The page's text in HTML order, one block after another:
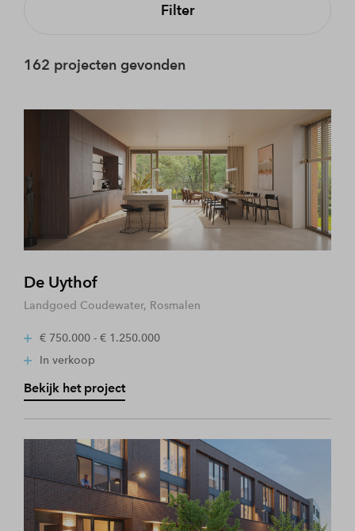
Filter
162 projecten gevonden
De Uythof
Landgoed Coudewater, Rosmalen
€ 750.000 - € 1.250.000
In verkoop
Bekijk het project